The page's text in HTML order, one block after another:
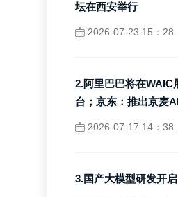
坛在西安举行
2026-07-23 15：28
2.阿里巴巴将在WAIC
台；京东：推出京麦
2026-07-17 14：38
3.国产大模型研发开